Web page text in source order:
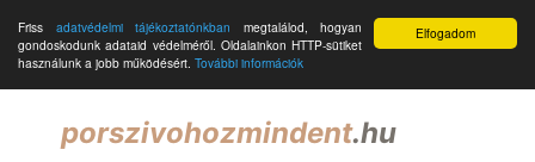
Elfogadom
Friss adatvédelmi tájékoztatónkban megtalálod, hogyan
gondoskodunk adataid védelméről. Oldalainkon HTTP-sütiket
használunk a jobb működésért. További információk
porszivohozmindent.hu